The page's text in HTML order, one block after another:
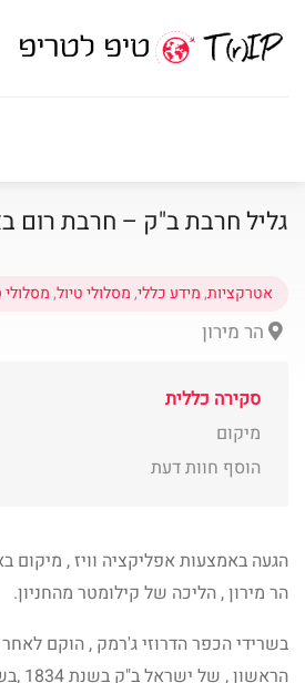
גליל חרבת ב"ק – חרבת רום
אטרקציות,מידע כללי,מסלולי טיול,מסלולי
הר מירון
סקירה כללית
מיקום
הוסף חוות דעת
הגעה באמצעות אפליקציה וויז ,
הר מירון , הליכה של קילומטר מהחניון.
בשרידי הכפר הדרוזי ג'רמק , הוקם